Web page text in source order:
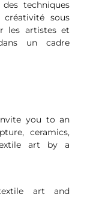
techniques
créativité sous
les artistes et
un cadre
you to an
ceramics,
art by a
art and